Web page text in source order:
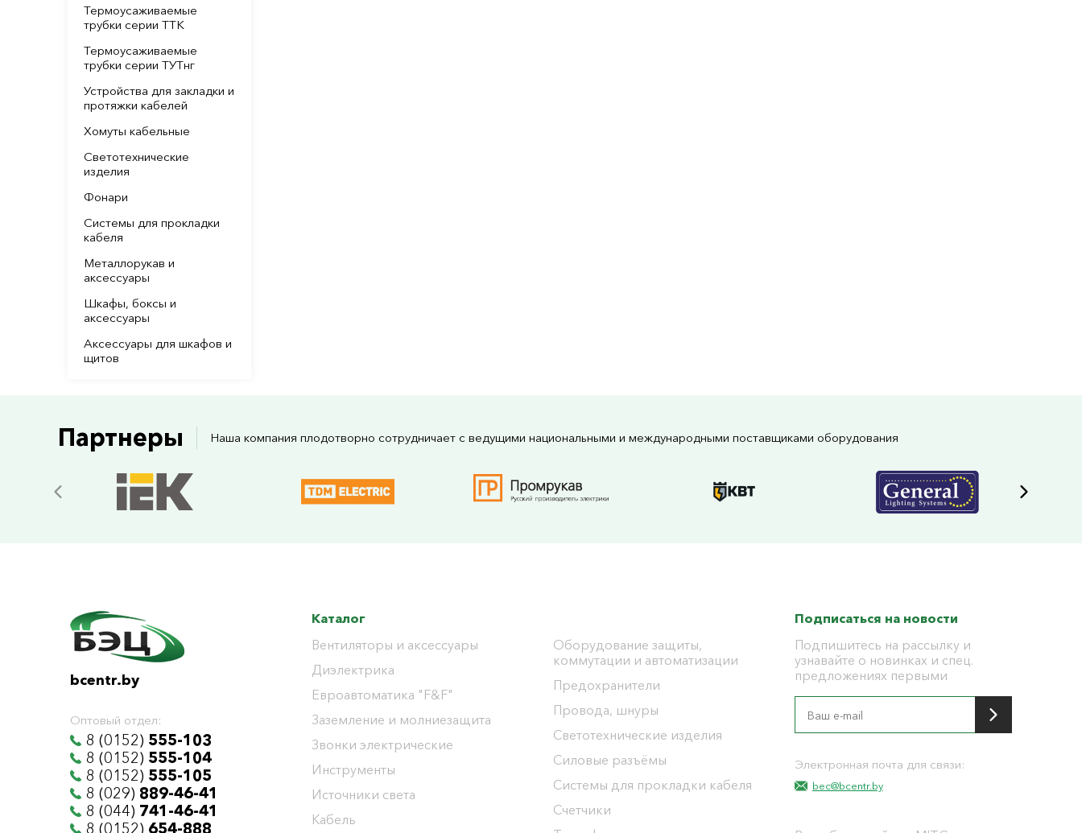
Термоусаживаемые
трубки серии ТТК
Термоусаживаемые
трубки серии ТУТнг
Устройства для закладки и
протяжки кабелей
Хомуты кабельные
Светотехнические
изделия
Фонари
Системы для прокладки
кабеля
Металлорукав и
аксессуары
Шкафы, боксы и
аксессуары
Аксессуары для шкафов и
щитов
Партнеры Наша компания плодотворно сотрудничает с ведущими национальными и международными поставщиками оборудования
bcentr.by
Оптовый отдел:
8 (0152) 555-103
8 (0152) 555-104
8 (0152) 555-105
8 (029) 889-46-41
8 (044) 741-46-41
8 (0152) 654-888
Каталог
Вентиляторы и аксессуары
Диэлектрика
Евроавтоматика "F&F"
Заземление и молниезащита
Звонки электрические
Инструменты
Источники света
Кабель
Оборудование защиты,
коммутации и автоматизации
Предохранители
Провода, шнуры
Светотехнические изделия
Силовые разъёмы
Системы для прокладки кабеля
Счетчики
Подписаться на новости
Подпишитесь на рассылку и
узнавайте о новинках и спец.
предложениях первыми
Электронная почта для связи:
bec@bcentr.by